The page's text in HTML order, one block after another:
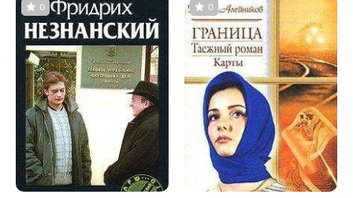
0 0